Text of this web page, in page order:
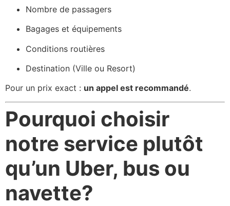
Nombre de passagers
Bagages et équipements
Conditions routières
Destination (Ville ou Resort)
Pour un prix exact : un appel est recommandé.
Pourquoi choisir
notre service plutôt
qu’un Uber, bus ou
navette?